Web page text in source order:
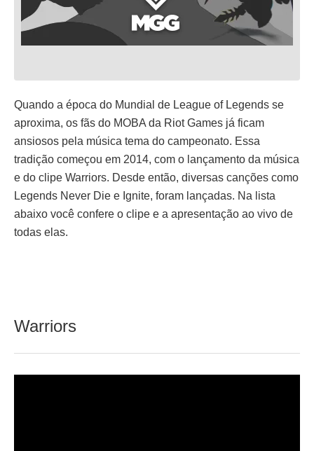
Quando a época do Mundial de League of Legends se
aproxima, os fãs do MOBA da Riot Games já ficam
ansiosos pela música tema do campeonato. Essa
tradição começou em 2014, com o lançamento da música
e do clipe Warriors. Desde então, diversas canções como
Legends Never Die e Ignite, foram lançadas. Na lista
abaixo você confere o clipe e a apresentação ao vivo de
todas elas.
Warriors